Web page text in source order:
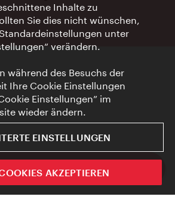
- Die offizielle City Guide App
Inhalte zu
Sie dies nicht wünschen,
unter
verändern.
während des Besuchs der
Ihre Cookie Einstellungen
Einstellungen” im
wieder ändern.
EINSTELLUNGEN
AKZEPTIEREN